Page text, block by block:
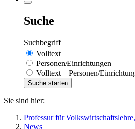
Suche
Suchbegriff
Volltext
Personen/Einrichtungen
Volltext + Personen/
Sie sind hier:
Professur für
News